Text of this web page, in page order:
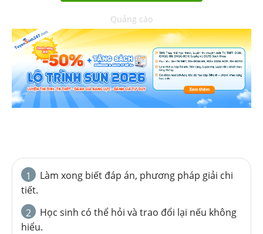
Quảng cáo
1
Làm xong biết đáp án, phương pháp giải chi
tiết.
2
Học sinh có thể hỏi và trao đổi lại nếu không
hiểu.